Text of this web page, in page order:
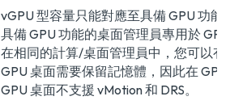
vGPU 型容量只能對應至具備 GPU 功能
具備 GPU 功能的桌面管理員專用於
在相同的計算/桌面管理員中，您可以有
GPU 桌面需要保留記憶體，因此在
GPU 桌面不支援 vMotion 和 DRS。